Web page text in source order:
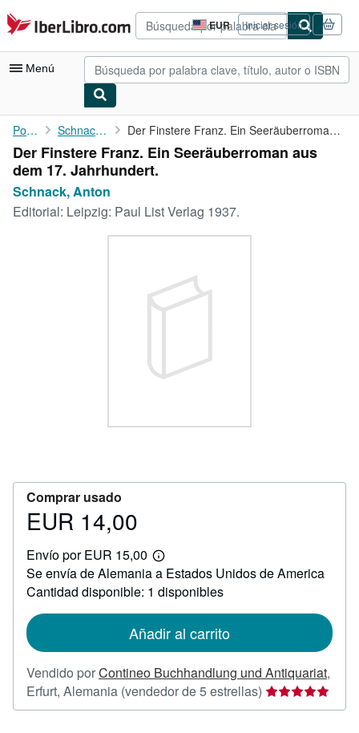
Pasar al contenido principal
IberLibro.com EUR
Preferencias
de
compra
del
Iniciar sesión
Menú
Mi cuenta
Consultar mis pedidos
Búsqueda avanzada
Colecciones
CERRAR
Portada Schnack, Anton Der Finstere Franz. Ein Seeräuberroman aus dem 17. Jahrhundert.
Der Finstere Franz. Ein Seeräuberroman aus
dem 17. Jahrhundert.
Schnack, Anton
Editorial: Leipzig: Paul List Verlag 1937.
Comprar usado
Precio
14,00
EUR 14,00
Envío por EUR 15,00
Más
información
sobre
las
envío
Se envía de Alemania a Estados Unidos de America
Cantidad disponible: 1 disponibles
Añadir al carrito
Vendido porContineo Buchhandlung und Antiquariat,
Erfurt, Alemania (vendedor de 5 estrellas) Calificación
del